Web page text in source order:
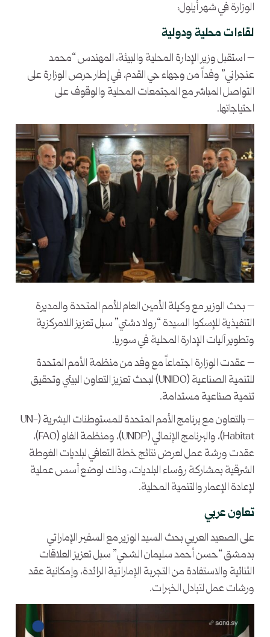
الوزارة في شهر أيلول:
لقاءات محلية ودولية
– استقبل وزير الإدارة المحلية والبيئة، المهندس “محمد
عنجراني” وفداً من وجهاء حي القدم، في إطار حرص الوزارة على
التواصل المباشر مع المجتمعات المحلية والوقوف على
احتياجاتها.
– بحث الوزير مع وكيلة الأمين العام للأمم المتحدة والمديرة
التنفيذية للإسكوا السيدة “رولا دشتي” سبل تعزيز اللامركزية
وتطوير آليات الإدارة المحلية في سوريا.
– عقدت الوزارة اجتماعاً مع وفد من منظمة الأمم المتحدة
للتنمية الصناعية (UNIDO) لبحث تعزيز التعاون البيئي وتحقيق
تنمية صناعية مستدامة.
– بالتعاون مع برنامج الأمم المتحدة للمستوطنات البشرية (UN-
Habitat)، والبرنامج الإنمائي (UNDP)، ومنظمة الفاو (FAO)،
عقدت ورشة عمل لعرض نتائج خطة التعافي لبلديات الغوطة
الشرقية بمشاركة رؤساء البلديات، وذلك لوضع أسس عملية
لإعادة الإعمار والتنمية المحلية.
تعاون عربي
على الصعيد العربي بحث السيد الوزير مع السفير الإماراتي
بدمشق “حسن أحمد سليمان الشحي” سبل تعزيز العلاقات
الثنائية والاستفادة من التجربة الإماراتية الرائدة، وإمكانية عقد
ورشات عمل لتبادل الخبرات.